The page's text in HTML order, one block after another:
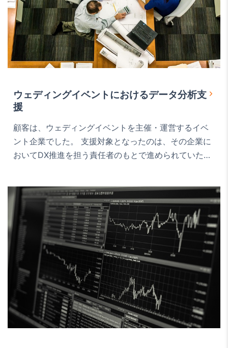
ウェディングイベントにおけるデータ分析支
援
顧客は、ウェディングイベントを主催・運営するイベ
ント企業でした。 支援対象となったのは、その企業に
おいてDX推進を担う責任者のもとで進められていた、
く、来場者ごとの提案内容、関連商品の販売、価格設
定など、複数の要素が収益性に影響します。 そのた
め、個別施策ごとの勘や経験に頼るのではなく、デー
タに基づいて…